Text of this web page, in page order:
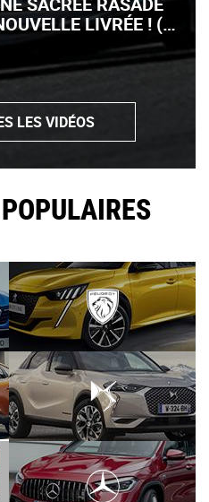
LIVRÉE ! (+
LES VIDÉOS